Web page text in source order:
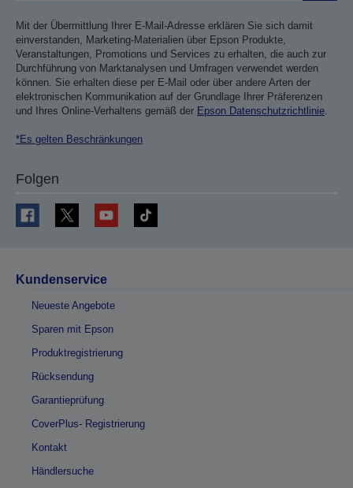
Mit der Übermittlung Ihrer E-Mail-Adresse erklären Sie sich damit
einverstanden, Marketing-Materialien über Epson Produkte,
Veranstaltungen, Promotions und Services zu erhalten, die auch zur
Durchführung von Marktanalysen und Umfragen verwendet werden
können. Sie erhalten diese per E-Mail oder über andere Arten der
elektronischen Kommunikation auf der Grundlage Ihrer Präferenzen
und Ihres Online-Verhaltens gemäß der Epson Datenschutzrichtlinie.
*Es gelten Beschränkungen
Folgen
Kundenservice
Neueste Angebote
Sparen mit Epson
Produktregistrierung
Rücksendung
Garantieprüfung
CoverPlus- Registrierung
Kontakt
Händlersuche